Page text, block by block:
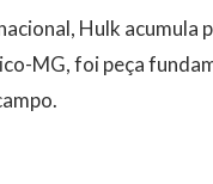
Hulk acumula
MG, foi peça